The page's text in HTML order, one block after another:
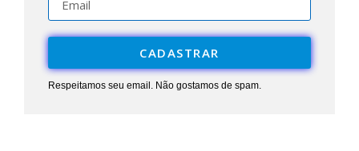
CADASTRAR
Respeitamos seu email. Não gostamos de spam.